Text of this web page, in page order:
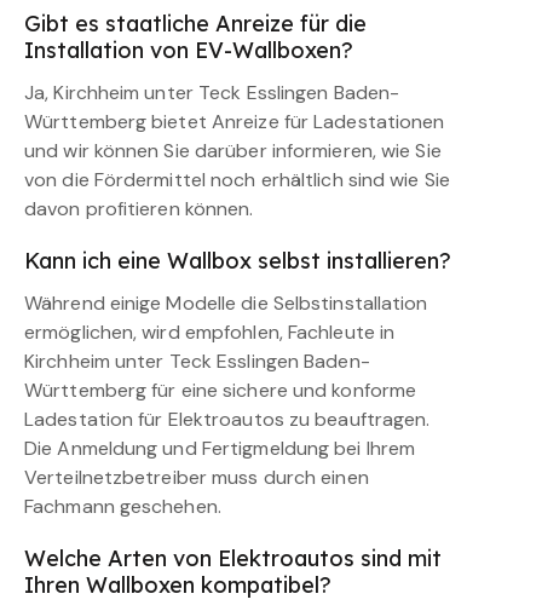
Gibt es staatliche Anreize für die
Installation von EV-Wallboxen?
Ja, Kirchheim unter Teck Esslingen Baden-
Württemberg bietet Anreize für Ladestationen
und wir können Sie darüber informieren, wie Sie
von die Fördermittel noch erhältlich sind wie Sie
davon profitieren können.
Kann ich eine Wallbox selbst installieren?
Während einige Modelle die Selbstinstallation
ermöglichen, wird empfohlen, Fachleute in
Kirchheim unter Teck Esslingen Baden-
Württemberg für eine sichere und konforme
Ladestation für Elektroautos zu beauftragen.
Die Anmeldung und Fertigmeldung bei Ihrem
Verteilnetzbetreiber muss durch einen
Fachmann geschehen.
Welche Arten von Elektroautos sind mit
Ihren Wallboxen kompatibel?